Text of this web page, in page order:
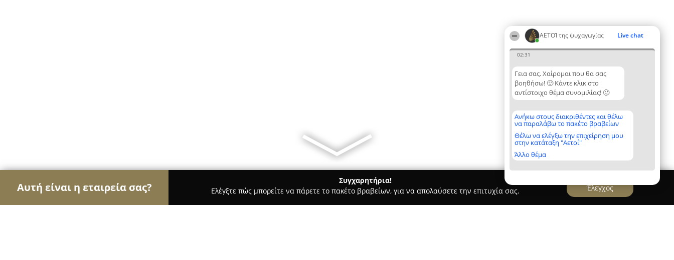
ΑΕΤΟΊ της ψυχαγωγίας Live chat
02:31
Γεια σας. Χαίρομαι που θα σας
βοηθήσω! 🙂 Κάντε κλικ στο
αντίστοιχο θέμα συνομιλίας! 🙂
Ανήκω στους διακριθέντες και θέλω
να παραλάβω το πακέτο βραβείων
Θέλω να ελέγξω την επιχείρηση μου
στην κατάταξη "Αετοί"
Άλλο θέμα
Αυτή είναι η εταιρεία σας?
Συγχαρητήρια!
Ελέγξτε πώς μπορείτε να πάρετε το πακέτο βραβείων, για να απολαύσετε την επιτυχία σας.
Έλεγχος